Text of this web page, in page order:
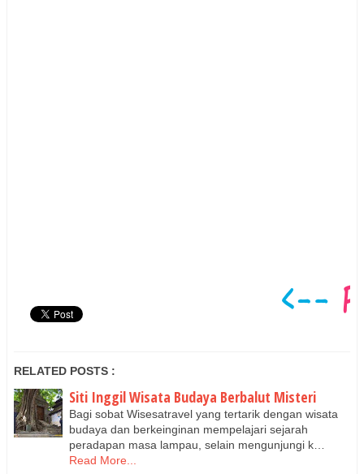
RELATED POSTS :
Siti Inggil Wisata Budaya Berbalut Misteri
Bagi sobat Wisesatravel yang tertarik dengan wisata
budaya dan berkeinginan mempelajari sejarah
peradapan masa lampau, selain mengunjungi k…
Read More...